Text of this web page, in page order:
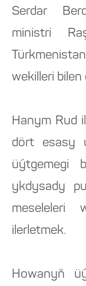
Serdar
ministri
wekilleri
Hanym Rud
dört esasy
üýtgemegi
ykdysady
meseleleri
ilerletmek.
Howanyň